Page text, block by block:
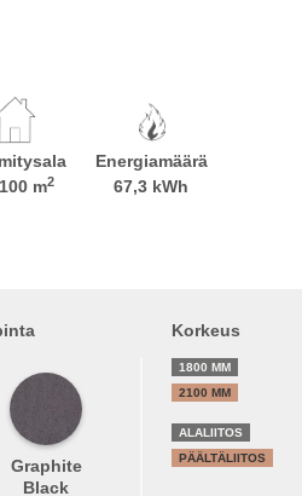
m2
Energiamäärä
67,3 kWh
Graphite
Black
Korkeus
1800 MM
2100 MM
ALALIITOS
PÄÄLTÄLIITOS